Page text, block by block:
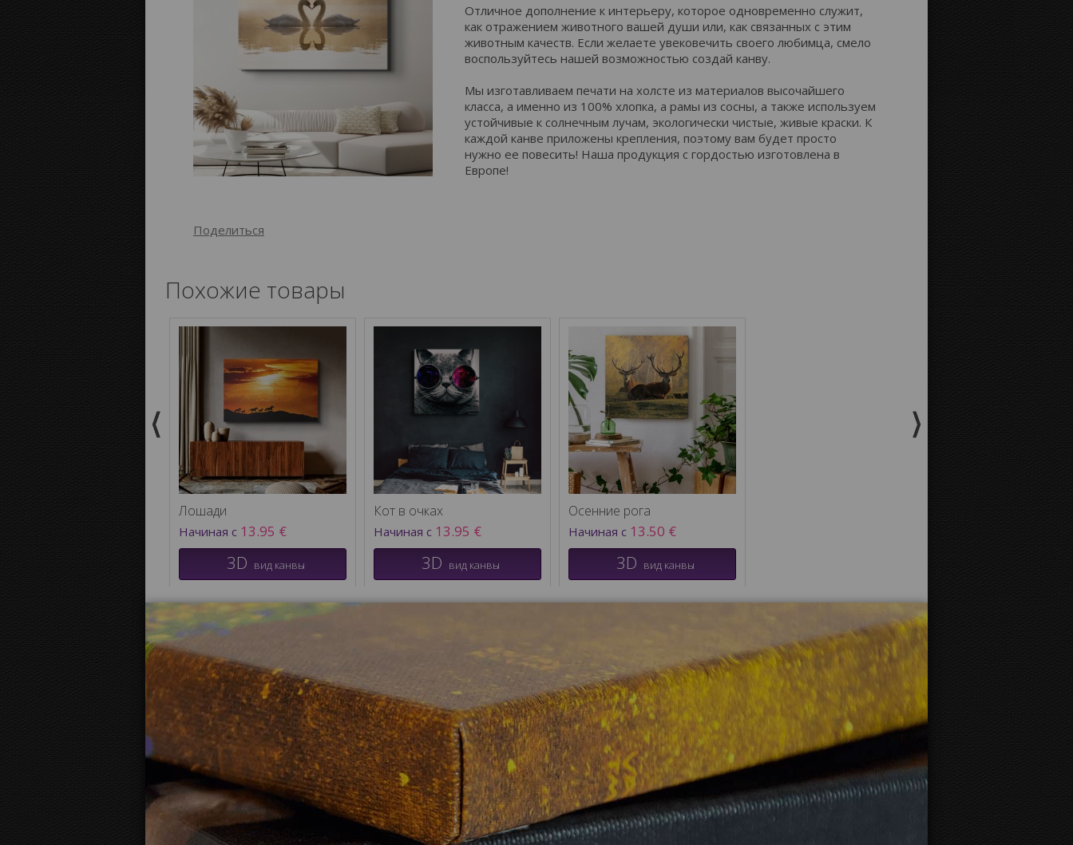
Расстояние до краёв:
Картинка на сторонах канвы:
Отличное дополнение к интерьеру, которое одновременно служит,
как отражением животного вашей души или, как связанных с этим
животным качеств. Если желаете увековечить своего любимца, смело
воспользуйтесь нашей возможностью создай канву.
Мы изготавливаем печати на холсте из материалов высочайшего
класса, а именно из 100% хлопка, а рамы из сосны, а также используем
устойчивые к солнечным лучам, экологически чистые, живые краски. К
каждой канве приложены крепления, поэтому вам будет просто
нужно ее повесить! Наша продукция с гордостью изготовлена в
Европе!
Поделиться
Похожие товары
Лошади
Начиная с 13.95 €
3D вид канвы
Кот в очках
Начиная с 13.95 €
3D вид канвы
Осенние рога
Начиная с 13.50 €
3D вид канвы
Котенок
Начиная с15.70 €